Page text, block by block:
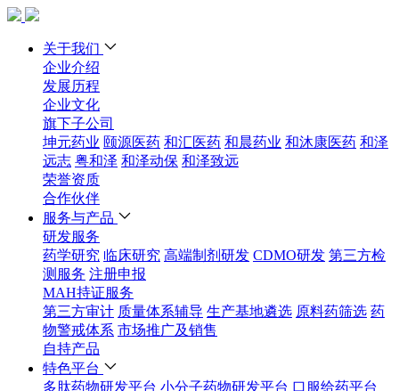
关于我们
企业介绍
发展历程
企业文化
旗下子公司
坤元药业 颐源医药 和汇医药 和晨药业 和沐康医药 和泽
远志 粤和泽 和泽动保 和泽致远
荣誉资质
合作伙伴
服务与产品
研发服务
药学研究 临床研究 高端制剂研发 CDMO研发 第三方检
测服务 注册申报
MAH持证服务
第三方审计 质量体系辅导 生产基地遴选 原料药筛选 药
物警戒体系 市场推广及销售
自持产品
特色平台
多肽药物研发平台 小分子药物研发平台 口服给药平台